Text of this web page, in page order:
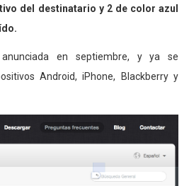
del destinatario y 2 de color azul
en septiembre, y ya se
Android, iPhone, Blackberry y